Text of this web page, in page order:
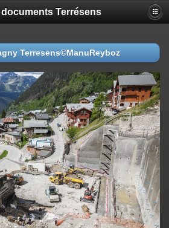
documents Terrésens
Terresens©ManuReyboz